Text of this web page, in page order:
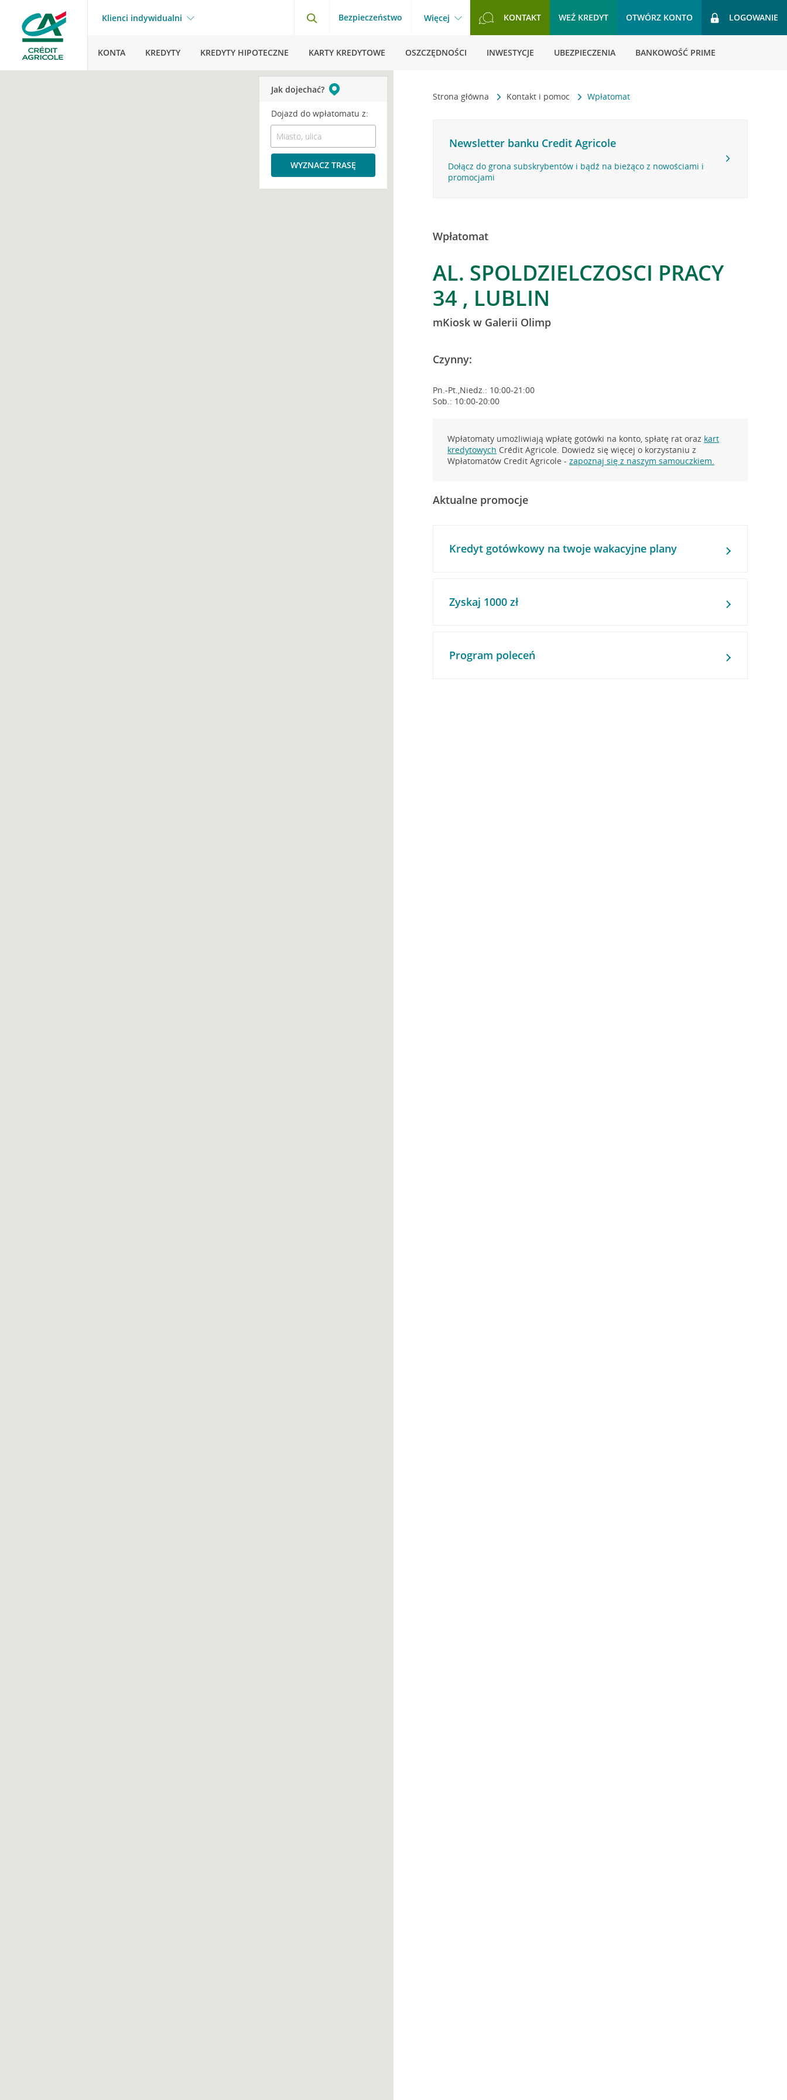
Klienci indywidualni Bezpieczeństwo Więcej KONTAKT WEŹ KREDYT OTWÓRZ KONTO LOGOWANIE
KONTA KREDYTY KREDYTY HIPOTECZNE KARTY KREDYTOWE OSZCZĘDNOŚCI INWESTYCJE UBEZPIECZENIA BANKOWOŚĆ PRIME
Strona główna Kontakt i pomoc Wpłatomat
Newsletter banku Credit Agricole
Dołącz do grona subskrybentów i bądź na bieżąco z nowościami i
promocjami
Wpłatomat
AL. SPOLDZIELCZOSCI PRACY
34 , LUBLIN
mKiosk w Galerii Olimp
Czynny:
Pn.-Pt.,Niedz.: 10:00-21:00
Sob.: 10:00-20:00
Wpłatomaty umożliwiają wpłatę gotówki na konto, spłatę rat oraz kart
kredytowych Crédit Agricole. Dowiedz się więcej o korzystaniu z
Wpłatomatów Credit Agricole -zapoznaj się z naszym samouczkiem.
Aktualne promocje
Kredyt gotówkowy na twoje wakacyjne plany
Zyskaj 1000 zł
Program poleceń
Jak dojechać?
Dojazd do wpłatomatu z:
WYZNACZ TRASĘ